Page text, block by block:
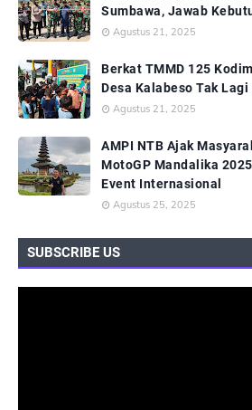
Sumbawa, Jawab
Agustus 21, 2025
Berkat TMMD 125
Desa Kalabeso Tak
Agustus 21, 2025
AMPI NTB Ajak
MotoGP Mandalika
Event Internasional
Agustus 25, 2025
SUBSCRIBE US